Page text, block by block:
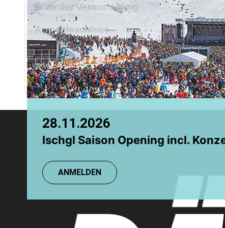
Chamonix
Grindelwald
28.11.2026
Ischgl Saison Opening incl.
ANMELDEN
08.08.2026
TR: Einsteigerkurs
ANMELDEN
Ende der Veranstaltung
Anmeldeschluss
Einzelpreis
Für diese Veranstaltung werden